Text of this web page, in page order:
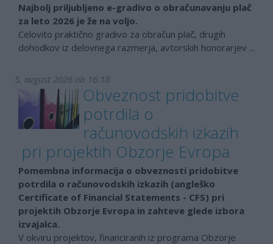
Najbolj priljubljeno e-gradivo o obračunavanju plač
za leto 2026 je že na voljo.
Celovito praktično gradivo za obračun plač, drugih
dohodkov iz delovnega razmerja, avtorskih honorarjev ...
5. avgust 2026 ob 16:18
Obveznost pridobitve
potrdila o
računovodskih izkazih
pri projektih Obzorje Evropa
Pomembna informacija o obveznosti pridobitve
potrdila o računovodskih izkazih (angleško
Certificate of Financial Statements - CFS) pri
projektih Obzorje Evropa in zahteve glede izbora
izvajalca.
V okviru projektov, financiranih iz programa Obzorje